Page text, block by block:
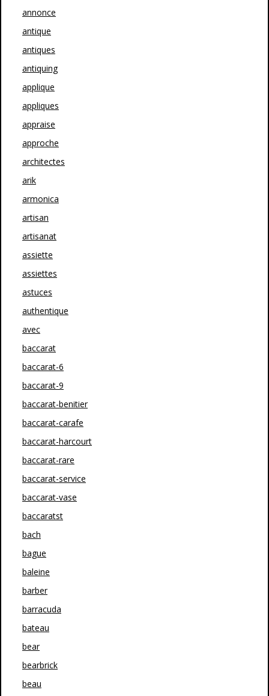
annonce
antique
antiques
antiquing
applique
appliques
appraise
approche
architectes
arik
armonica
artisan
artisanat
assiette
assiettes
astuces
authentique
avec
baccarat
baccarat-6
baccarat-9
baccarat-benitier
baccarat-carafe
baccarat-harcourt
baccarat-rare
baccarat-service
baccarat-vase
baccaratst
bach
bague
baleine
barber
barracuda
bateau
bear
bearbrick
beau